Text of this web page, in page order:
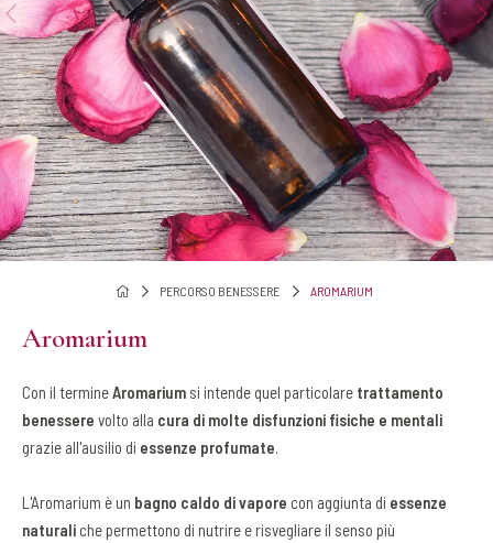
PERCORSO BENESSERE AROMARIUM
Aromarium
Con il termineAromarium si intende quel particolare trattamento
benessere volto alla cura di molte disfunzioni fisiche e mentali
grazie all'ausilio di essenze profumate.
L'Aromarium è un bagno caldo di vapore con aggiunta di essenze
naturali che permettono di nutrire e risvegliare il senso più